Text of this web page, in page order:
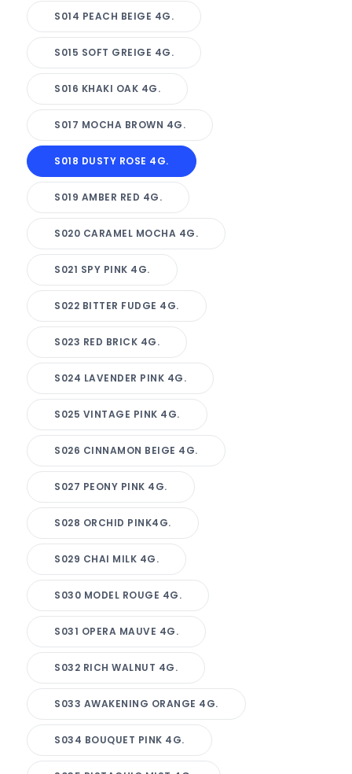
S014 PEACH BEIGE 4G.
S015 SOFT GREIGE 4G.
S016 KHAKI OAK 4G.
S017 MOCHA BROWN 4G.
S018 DUSTY ROSE 4G.
S019 AMBER RED 4G.
S020 CARAMEL MOCHA 4G.
S021 SPY PINK 4G.
S022 BITTER FUDGE 4G.
S023 RED BRICK 4G.
S024 LAVENDER PINK 4G.
S025 VINTAGE PINK 4G.
S026 CINNAMON BEIGE 4G.
S027 PEONY PINK 4G.
S028 ORCHID PINK4G.
S029 CHAI MILK 4G.
S030 MODEL ROUGE 4G.
S031 OPERA MAUVE 4G.
S032 RICH WALNUT 4G.
S033 AWAKENING ORANGE 4G.
S034 BOUQUET PINK 4G.